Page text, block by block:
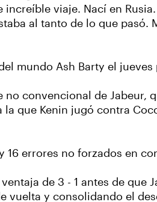
viaje. Nací en
al tanto de lo que
mundo Ash Barty el
no convencional de
la que Kenin jugó contra
16 errores no forzados en
de 3 - 1 antes de
vuelta y consolidando el